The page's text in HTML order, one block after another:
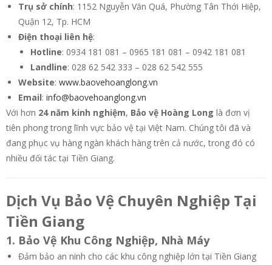
Trụ sở chính: 1152 Nguyễn Văn Quá, Phường Tân Thới Hiệp,
Quận 12, Tp. HCM
Điện thoại liên hệ:
Hotline: 0934 181 081 – 0965 181 081 – 0942 181 081
Landline: 028 62 542 333 – 028 62 542 555
Website: www.baovehoanglong.vn
Email: info@baovehoanglong.vn
Với hơn 24 năm kinh nghiệm, Bảo vệ Hoàng Long là đơn vị
tiên phong trong lĩnh vực bảo vệ tại Việt Nam. Chúng tôi đã và
đang phục vụ hàng ngàn khách hàng trên cả nước, trong đó có
nhiều đối tác tại Tiền Giang.
Dịch Vụ Bảo Vệ Chuyên Nghiệp Tại
Tiền Giang
1. Bảo Vệ Khu Công Nghiệp, Nhà Máy
Đảm bảo an ninh cho các khu công nghiệp lớn tại Tiền Giang